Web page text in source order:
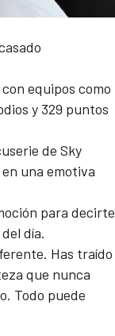
equipos como
y 329 puntos
de Sky
una emotiva
para decirte
día.
Has traído
que nunca
Todo puede